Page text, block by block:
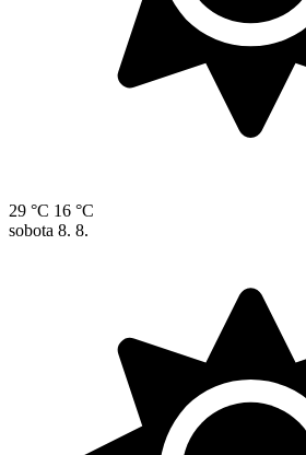
29 °C 16 °C
sobota 8. 8.